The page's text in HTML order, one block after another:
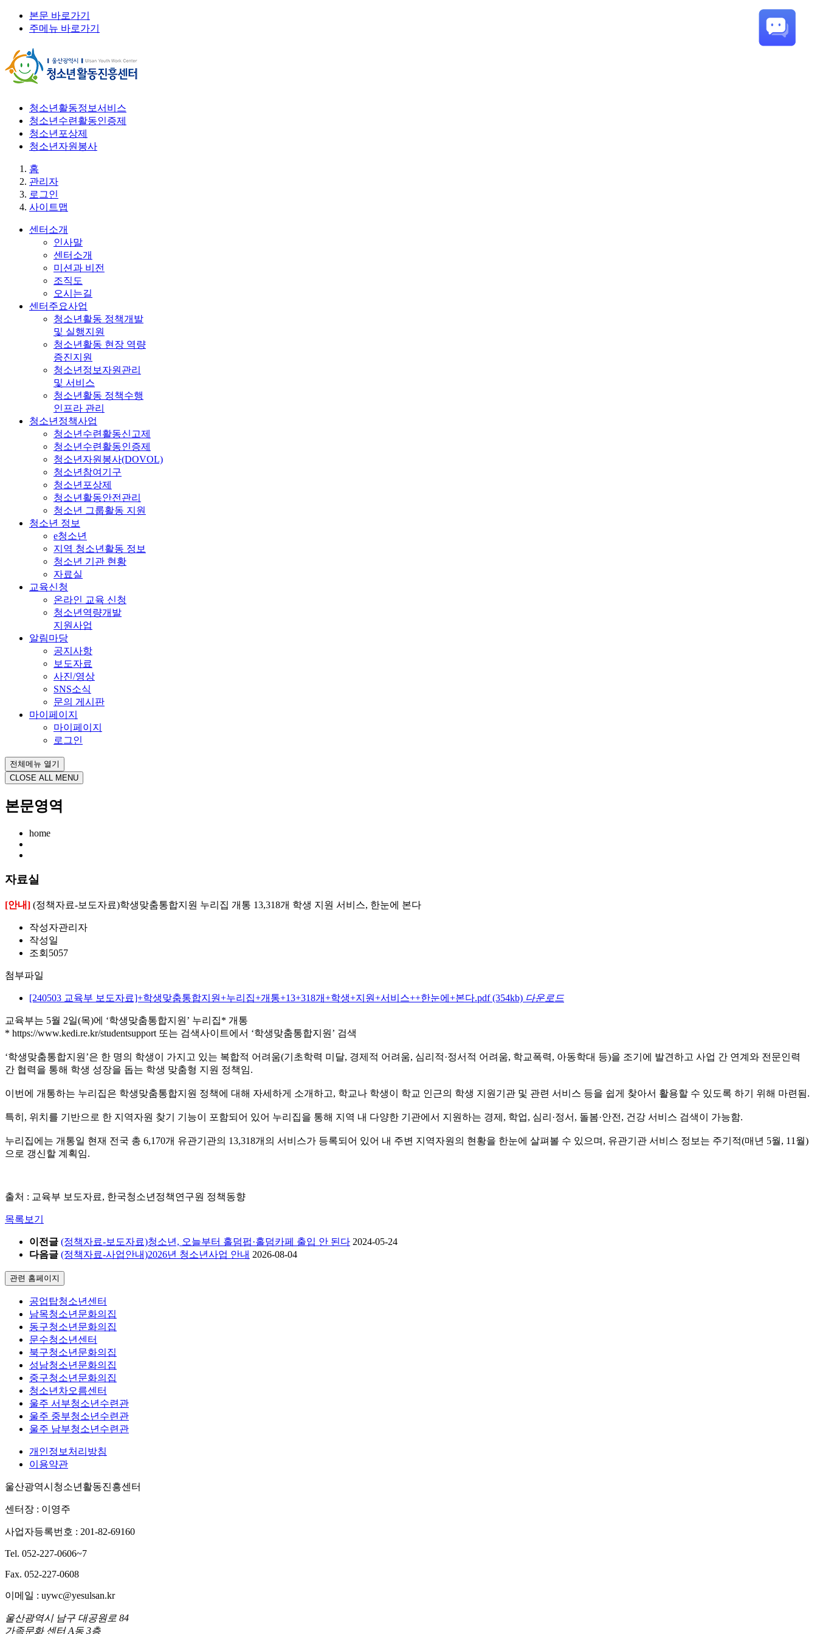
본문 바로가기
주메뉴 바로가기
청소년활동정보서비스
청소년수련활동인증제
청소년포상제
청소년자원봉사
홈
관리자
로그인
사이트맵
센터소개
인사말
센터소개
미션과 비전
조직도
오시는길
센터주요사업
청소년활동 정책개발
및 실행지원
청소년활동 현장 역량
증진지원
청소년정보자원관리
및 서비스
청소년활동 정책수행
인프라 관리
청소년정책사업
청소년수련활동신고제
청소년수련활동인증제
청소년자원봉사(DOVOL)
청소년참여기구
청소년포상제
청소년활동안전관리
청소년 그룹활동 지원
청소년 정보
e청소년
지역 청소년활동 정보
청소년 기관 현황
자료실
교육신청
온라인 교육 신청
청소년역량개발
지원사업
알림마당
공지사항
보도자료
사진/영상
SNS소식
문의 게시판
마이페이지
마이페이지
로그인
전체메뉴 열기
CLOSE ALL MENU
본문영역
home
자료실
[안내] (정책자료-보도자료)학생맞춤통합지원 누리집 개통 13,318개 학생 지원 서비스, 한눈에 본다
작성자관리자
작성일
조회 5057
첨부파일
[240503 교육부 보도자료]+학생맞춤통합지원+누리집+개통+13+318개+학생+지원+서비스++한눈에+본다.pdf (354kb) 다운로드
교육부는 5월 2일(목)에 ‘학생맞춤통합지원’ 누리집* 개통
* https://www.kedi.re.kr/studentsupport 또는 검색사이트에서 ‘학생맞춤통합지원’ 검색
‘학생맞춤통합지원’은 한 명의 학생이 가지고 있는 복합적 어려움(기초학력 미달, 경제적 어려움, 심리적·정서적 어려움, 학교폭력, 아동학대 등)을 조기에 발견하고 사업 간 연계와 전문인력
간 협력을 통해 학생 성장을 돕는 학생 맞춤형 지원 정책임.
이번에 개통하는 누리집은 학생맞춤통합지원 정책에 대해 자세하게 소개하고, 학교나 학생이 학교 인근의 학생 지원기관 및 관련 서비스 등을 쉽게 찾아서 활용할 수 있도록 하기 위해 마련됨.
특히, 위치를 기반으로 한 지역자원 찾기 기능이 포함되어 있어 누리집을 통해 지역 내 다양한 기관에서 지원하는 경제, 학업, 심리·정서, 돌봄·안전, 건강 서비스 검색이 가능함.
누리집에는 개통일 현재 전국 총 6,170개 유관기관의 13,318개의 서비스가 등록되어 있어 내 주변 지역자원의 현황을 한눈에 살펴볼 수 있으며, 유관기관 서비스 정보는 주기적(매년 5월, 11월)
으로 갱신할 계획임.
출처 : 교육부 보도자료, 한국청소년정책연구원 정책동향
목록보기
이전글 (정책자료-보도자료)청소년, 오늘부터 홀덤펍·홀덤카페 출입 안 된다 2024-05-24
다음글 (정책자료-사업안내)2026년 청소년사업 안내 2026-08-04
관련 홈페이지
공업탑청소년센터
남목청소년문화의집
동구청소년문화의집
문수청소년센터
북구청소년문화의집
성남청소년문화의집
중구청소년문화의집
청소년차오름센터
울주 서부청소년수련관
울주 중부청소년수련관
울주 남부청소년수련관
개인정보처리방침
이용약관
울산광역시청소년활동진흥센터
센터장 : 이영주
사업자등록번호 : 201-82-69160
Tel. 052-227-0606~7
Fax. 052-227-0608
이메일 : uywc@yesulsan.kr
울산광역시 남구 대공원로 84
가족문화 센터 A동 3층